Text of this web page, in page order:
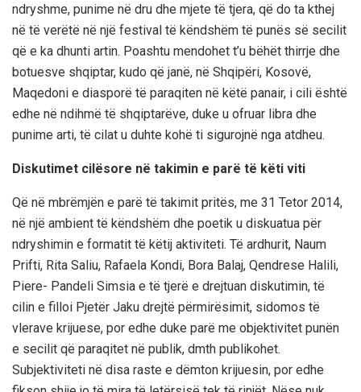
ndryshme, punime në dru dhe mjete të tjera, që do ta kthej
në të verëtë në një festival të këndshëm të punës së secilit
që e ka dhunti artin. Poashtu mendohet t’u bëhët thirrje dhe
botuesve shqiptar, kudo që janë, në Shqipëri, Kosovë,
Maqedoni e diasporë të paraqiten në këtë panair, i cili është
edhe në ndihmë të shqiptarëve, duke u ofruar libra dhe
punime arti, të cilat u duhte kohë ti sigurojnë nga atdheu.
Diskutimet cilësore në takimin e parë të këti viti
Që në mbrëmjën e parë të takimit pritës, me 31 Tetor 2014,
në një ambient të këndshëm dhe poetik u diskuatua për
ndryshimin e formatit të këtij aktiviteti. Të ardhurit, Naum
Prifti, Rita Saliu, Rafaela Kondi, Bora Balaj, Qendrese Halili,
Piere- Pandeli Simsia e të tjerë e drejtuan diskutimin, të
cilin e filloi Pjetër Jaku drejtë përmirësimit, sidomos të
vlerave krijuese, por edhe duke parë me objektivitet punën
e secilit që paraqitet në publik, dmth publikohet.
Subjektiviteti në disa raste e dëmton krijuesin, por edhe